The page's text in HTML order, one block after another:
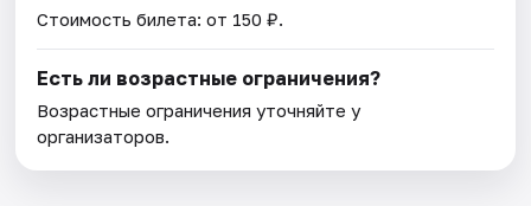
Стоимость билета: от 150 ₽.
Есть ли возрастные ограничения?
Возрастные ограничения уточняйте у
организаторов.